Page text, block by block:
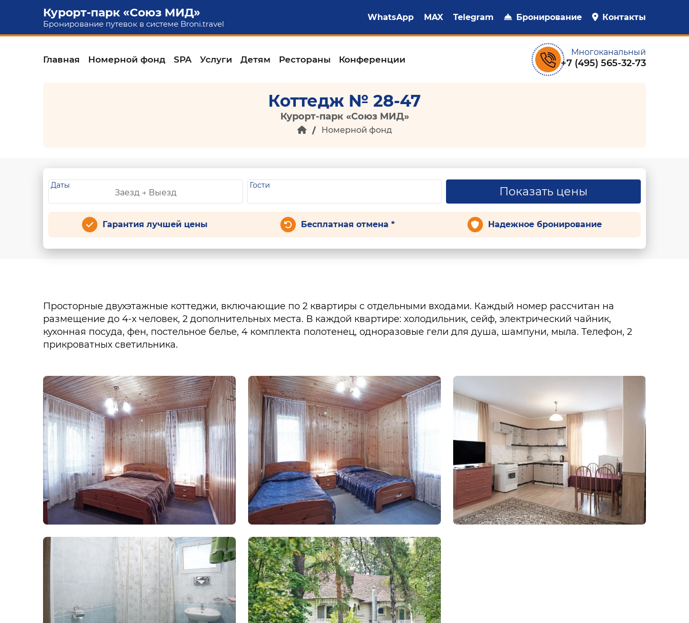
Курорт-парк «Союз МИД»
Бронирование путевок в системе Broni.travel
WhatsApp MAX Telegram Бронирование Контакты
Главная Номерной фонд SPA Услуги Детям Рестораны Конференции
Многоканальный
+7 (495) 565-32-73
Коттедж № 28-47
Курорт-парк «Союз МИД»
Номерной фонд
Даты Гости Показать цены
Гарантия лучшей цены Бесплатная отмена * Надежное бронирование
Просторные двухэтажные коттеджи, включающие по 2 квартиры с отдельными входами. Каждый номер рассчитан на
размещение до 4-х человек, 2 дополнительных места. В каждой квартире: холодильник, сейф, электрический чайник,
кухонная посуда, фен, постельное белье, 4 комплекта полотенец, одноразовые гели для душа, шампуни, мыла. Телефон, 2
прикроватных светильника.